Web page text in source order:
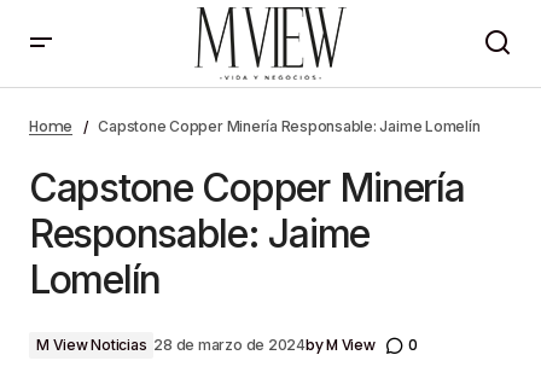
Lomelín
Home Capstone Copper Minería Responsable: Jaime Lomelín
Capstone Copper Minería
Responsable: Jaime
Lomelín
M View Noticias 28 de marzo de 2024byM View 0